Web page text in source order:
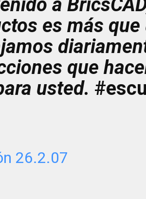
a
es más
que
usted.
26.2.07